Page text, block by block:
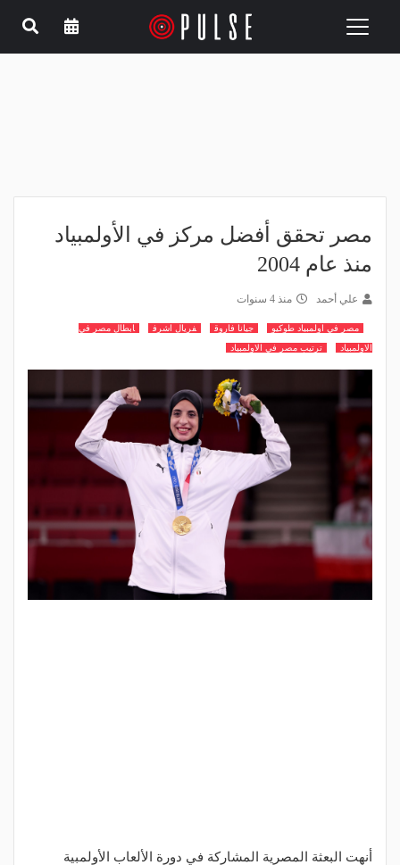
Toggle
مصر تحقق أفضل مركز في الأولمبياد
منذ عام 2004
علي أحمد منذ 4 سنوات
مصر في اولمبياد طوكيو جيانا فاروق فريال اشرف
ابطال مصر في
الاولمبياد
ترتيب مصر في الاولمبياد
أنهت البعثة المصرية المشاركة في دورة الألعاب الأولمبية